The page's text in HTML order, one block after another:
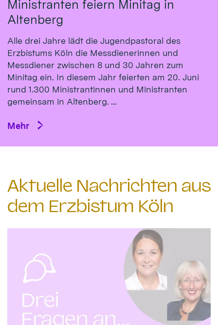
Ministranten feiern Minitag in
Altenberg
Alle drei Jahre lädt die Jugendpastoral des
Erzbistums Köln die Messdienerinnen und
Messdiener zwischen 8 und 30 Jahren zum
Minitag ein. In diesem Jahr feierten am 20. Juni
rund 1.300 Ministrantinnen und Ministranten
gemeinsam in Altenberg. ...
Mehr
Aktuelle Nachrichten aus
dem Erzbistum Köln